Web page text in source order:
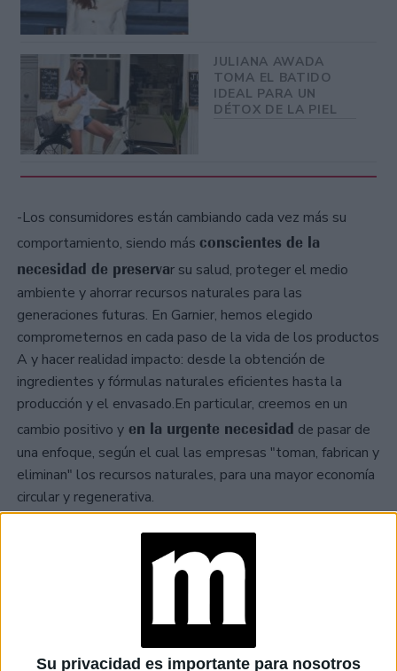
Su privacidad es importante para nosotros
JULIANA AWADA
TOMA EL BATIDO
IDEAL PARA UN
DÉTOX DE LA PIEL
-Los consumidores están cambiando cada vez más su
comportamiento, siendo más conscientes de la
necesidad de preservar su salud, proteger el medio
ambiente y ahorrar recursos naturales para las
generaciones futuras. En Garnier, hemos elegido
comprometernos en cada paso de la vida de los productos
A y hacer realidad impacto: desde la obtención de
ingredientes y fórmulas naturales eficientes hasta la
producción y el envasado.En particular, creemos en un
cambio positivo y en la urgente necesidad de pasar de
una enfoque, según el cual las empresas "toman, fabrican y
eliminan" los recursos naturales, para una mayor economía
circular y regenerativa.
hoy y para quién es?
-La transparencia sigue siendo parte de nuestro viaje hacia
comunicando nuestro progreso abiertamente, siendo